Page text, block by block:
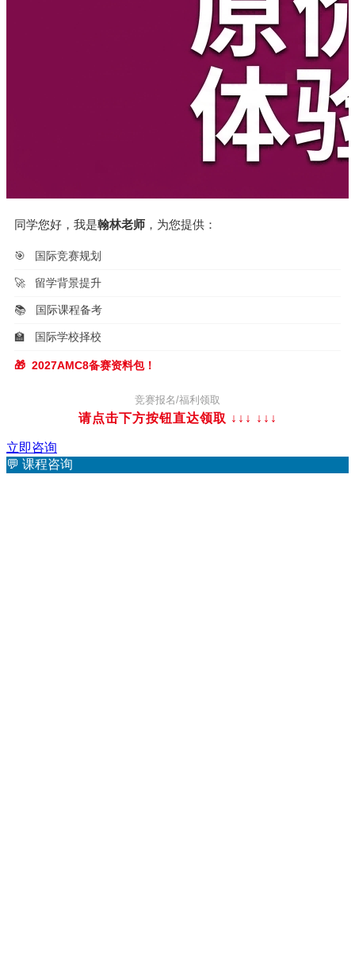
同学您好，我是翰林老师 ，为您提供：
🎯 国际竞赛规划
🚀 留学背景提升
📚 国际课程备考
🏫 国际学校择校
🎁 2027AMC8备赛资料包！
竞赛报名/福利领取
请点击下方按钮直达领取 ↓↓↓ ↓↓↓
立即咨询
💬 课程咨询